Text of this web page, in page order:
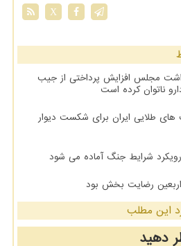
X
مجلس افزایش پرداختی از جیب
ناتوان کرده است
طلایی ایران برای شکست دیوار
رویکرد شرایط جنگ آماده می شود
رضایت بخش بود
این مطلب
دهید